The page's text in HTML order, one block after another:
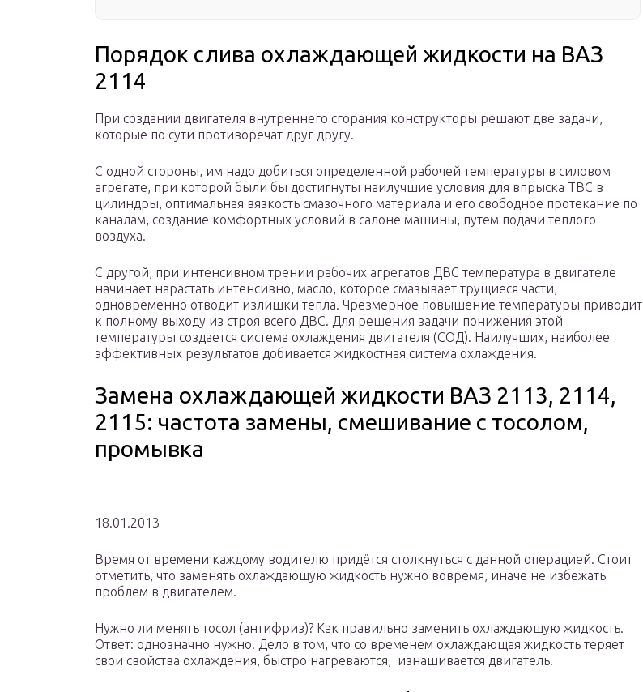
Порядок слива охлаждающей жидкости на ВАЗ
2114
При создании двигателя внутреннего сгорания конструкторы решают две задачи,
которые по сути противоречат друг другу.
С одной стороны, им надо добиться определенной рабочей температуры в силовом
агрегате, при которой были бы достигнуты наилучшие условия для впрыска ТВС в
цилиндры, оптимальная вязкость смазочного материала и его свободное протекание по
каналам, создание комфортных условий в салоне машины, путем подачи теплого
воздуха.
С другой, при интенсивном трении рабочих агрегатов ДВС температура в двигателе
начинает нарастать интенсивно, масло, которое смазывает трущиеся части,
одновременно отводит излишки тепла. Чрезмерное повышение температуры приводит
к полному выходу из строя всего ДВС. Для решения задачи понижения этой
температуры создается система охлаждения двигателя (СОД). Наилучших, наиболее
эффективных результатов добивается жидкостная система охлаждения.
Замена охлаждающей жидкости ВАЗ 2113, 2114,
2115: частота замены, смешивание с тосолом,
промывка
18.01.2013
Время от времени каждому водителю придётся столкнуться с данной операцией. Стоит
отметить, что заменять охлаждающую жидкость нужно вовремя, иначе не избежать
проблем в двигателем.
Нужно ли менять тосол (антифриз)? Как правильно заменить охлаждающую жидкость.
Ответ: однозначно нужно! Дело в том, что со временем охлаждающая жидкость теряет
свои свойства охлаждения, быстро нагреваются, изнашивается двигатель.